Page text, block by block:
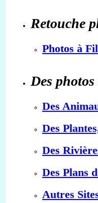
Retouche
Photos à
Des
Des
Des
Des
Des Plans
Autres